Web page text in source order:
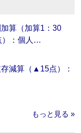
算（加算1：30
）：個人…
減算（▲15点）：
もっと見る »